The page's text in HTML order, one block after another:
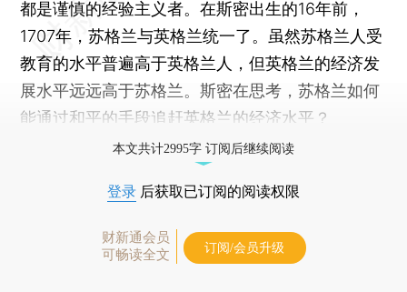
都是谨慎的经验主义者。在斯密出生的16年前，
1707年，苏格兰与英格兰统一了。虽然苏格兰人受
教育的水平普遍高于英格兰人，但英格兰的经济发
展水平远远高于苏格兰。斯密在思考，苏格兰如何
能通过和平的手段追赶英格兰的经济水平？
本文共计2995字 订阅后继续阅读
登录 后获取已订阅的阅读权限
财新通会员
可畅读全文
订阅/会员升级